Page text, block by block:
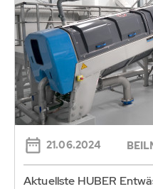
21.06.2024
Aktuellste HUBER